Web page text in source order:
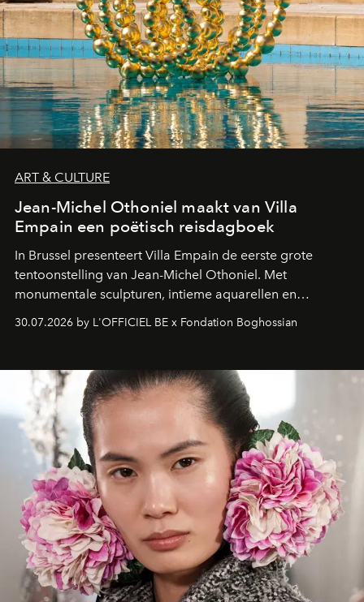
ART & CULTURE
Jean-Michel Othoniel maakt van Villa
Empain een poëtisch reisdagboek
In Brussel presenteert Villa Empain de eerste grote
tentoonstelling van Jean-Michel Othoniel. Met
monumentale sculpturen, intieme aquarellen en
fonkelend Murano-glas creëert de Franse kunstenaar
een emotionele reis waarin elk werk de herinnering
moment van verwondering.
30.07.2026 by L'OFFICIEL BE x Fondation Boghossian